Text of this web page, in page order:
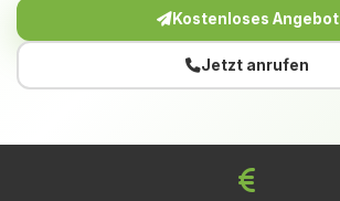
Kostenloses Angebot
Jetzt anrufen